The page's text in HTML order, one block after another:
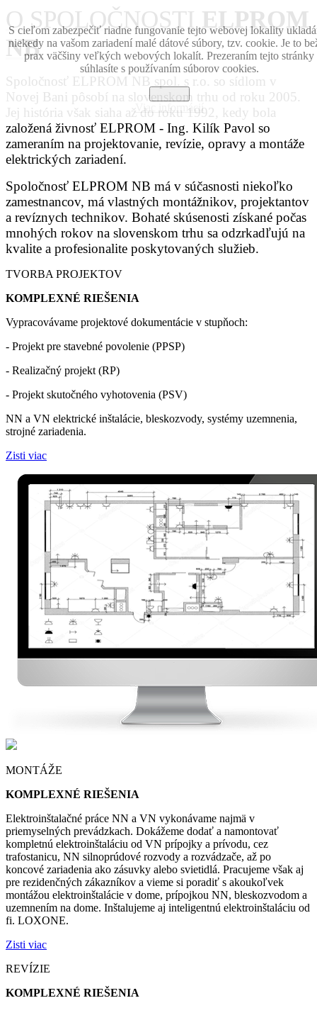
S cieľom zabezpečiť riadne fungovanie tejto webovej lokality
niekedy na vašom zariadení malé dátové súbory, tzv. cookie. Je to
prax väčšiny veľkých webových lokalít. Prezeraním tejto stránky
súhlasíte s používaním súborov cookies.
Zavrieť
Viac informácií
O SPOLOČNOSTIELPROM
NB
Spoločnosť ELPROM NB spol. s r.o. so sídlom v
Novej Bani pôsobí na slovenskom trhu od roku 2005.
Jej história však siaha až do roku 1992, kedy bola
založená živnosť ELPROM - Ing. Kilík Pavol so
zameraním na projektovanie, revízie, opravy a montáže
elektrických zariadení.
Spoločnosť ELPROM NB má v súčasnosti niekoľko
zamestnancov, má vlastných montážnikov, projektantov
a revíznych technikov. Bohaté skúsenosti získané počas
mnohých rokov na slovenskom trhu sa odzrkadľujú na
kvalite a profesionalite poskytovaných služieb.
TVORBA PROJEKTOV
KOMPLEXNÉ RIEŠENIA
Vypracovávame projektové dokumentácie v stupňoch:
- Projekt pre stavebné povolenie (PPSP)
- Realizačný projekt (RP)
- Projekt skutočného vyhotovenia (PSV)
NN a VN elektrické inštalácie, bleskozvody, systémy uzemnenia,
strojné zariadenia.
Zisti viac
MONTÁŽE
KOMPLEXNÉ RIEŠENIA
Elektroinštalačné práce NN a VN vykonávame najmä v
priemyselných prevádzkach. Dokážeme dodať a namontovať
kompletnú elektroinštaláciu od VN prípojky a prívodu, cez
trafostanicu, NN silnoprúdové rozvody a rozvádzače, až po
koncové zariadenia ako zásuvky alebo svietidlá. Pracujeme však aj
pre rezidenčných zákazníkov a vieme si poradiť s akoukoľvek
montážou elektroinštalácie v dome, prípojkou NN, bleskozvodom a
uzemnením na dome. Inštalujeme aj inteligentnú elektroinštaláciu od
fi. LOXONE.
Zisti viac
REVÍZIE
KOMPLEXNÉ RIEŠENIA